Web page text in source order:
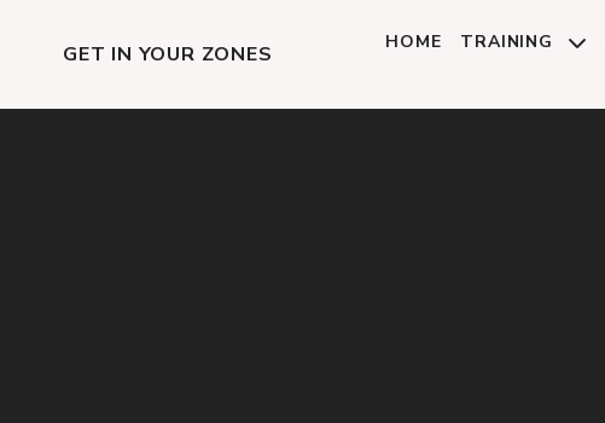
GET IN YOUR ZONES HOME TRAINING